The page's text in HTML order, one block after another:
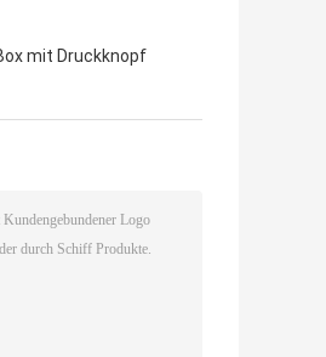
mit Druckknopf